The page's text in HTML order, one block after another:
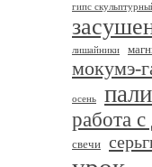
гипс
лишайники
мокумэ-
осень
работа
свечи